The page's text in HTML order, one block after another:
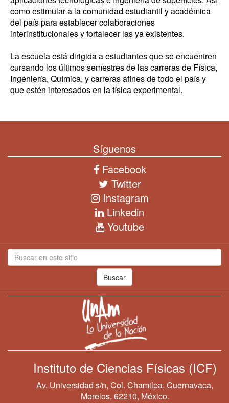
como estimular a la comunidad estudiantil y académica
del país para establecer colaboraciones
interinstitucionales y fortalecer las ya existentes.
La escuela está dirigida a estudiantes que se encuentren
cursando los últimos semestres de las carreras de Física,
Ingeniería, Química, y carreras afines de todo el país y
que estén interesados en la física experimental.
Síguenos
Facebook
Twitter
Instagram
Linkedin
Youtube
Buscar
Instituto de Ciencias Físicas (ICF)
Av. Universidad s/n, Col. Chamilpa, Cuernavaca,
Morelos, 62210, México.